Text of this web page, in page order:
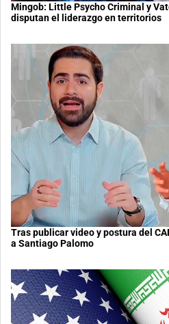
Mingob: Little Psycho Criminal y
disputan el liderazgo en territorios
Tras publicar video y postura del
a Santiago Palomo